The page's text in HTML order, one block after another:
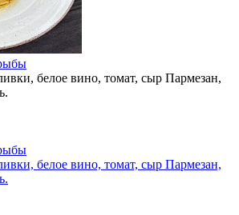
белое вино, томат, сыр Пармезан,
белое вино, томат, сыр Пармезан,